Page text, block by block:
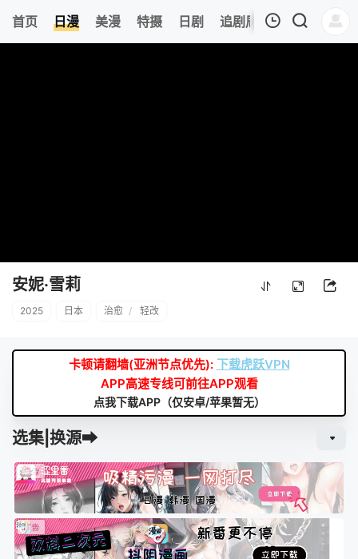
首页 日漫 美漫 特摄 日剧 追剧周表 今日更新
安妮·雪莉
2025 日本 治愈 / 轻改
卡顿请翻墙(亚洲节点优先): 下载虎跃VPN
APP高速专线可前往APP观看
点我下载APP（仅安卓/苹果暂无）
选集|换源➡